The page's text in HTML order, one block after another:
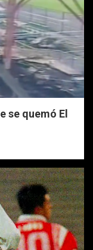
se quemó El